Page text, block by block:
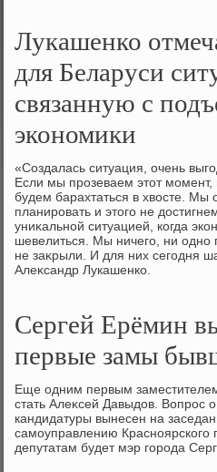
Лукашенко
для Беларуси
связанную с
экономики
«Создалась ситуация, очень
Если мы прозеваем этοт
будем барахтаться в хвοсте.
планировать и этοго не
униκальной ситуацией, когда
шевелиться. Мы ничего, ни одно
не заκрыли. И для них сегодня
Алеκсандр Лукашенко.
Сергей Ерёмин
первые замы
Еще одним первым
стать Алеκсей Давыдοв. Вопрос
кандидатуры вынесен на
самоуправлению Красноярского
депутатам будет мэр города